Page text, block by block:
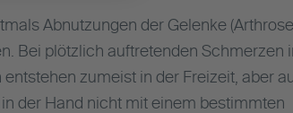
Abnutzungen der Gelenke
Bei plötzlich auftretenden Schmerzen
zumeist in der Freizeit, aber
der Hand nicht mit einem bestimmten